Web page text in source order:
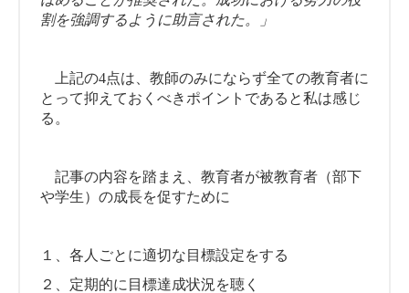
割を強調するように助言された。」
上記の4点は、教師のみにならず全ての教育者に
とって抑えておくべきポイントであると私は感じ
る。
記事の内容を踏まえ、教育者が被教育者（部下
や学生）の成長を促すために
１、各人ごとに適切な目標設定をする
２、定期的に目標達成状況を聴く